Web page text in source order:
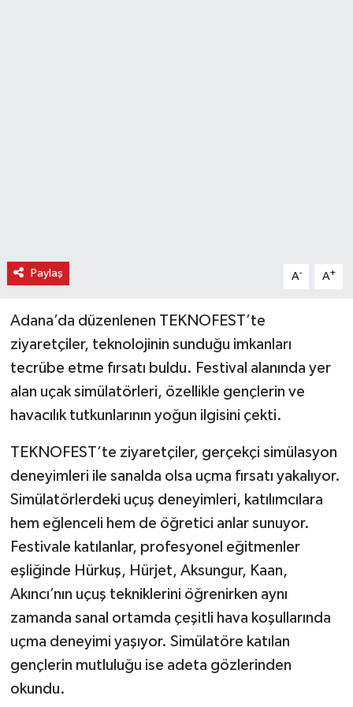
Paylaş A- A+
Adana’da düzenlenen TEKNOFEST’te
ziyaretçiler, teknolojinin sunduğu imkanları
tecrübe etme fırsatı buldu. Festival alanında yer
alan uçak simülatörleri, özellikle gençlerin ve
havacılık tutkunlarının yoğun ilgisini çekti.
TEKNOFEST’te ziyaretçiler, gerçekçi simülasyon
deneyimleri ile sanalda olsa uçma fırsatı yakalıyor.
Simülatörlerdeki uçuş deneyimleri, katılımcılara
hem eğlenceli hem de öğretici anlar sunuyor.
Festivale katılanlar, profesyonel eğitmenler
eşliğinde Hürkuş, Hürjet, Aksungur, Kaan,
Akıncı’nın uçuş tekniklerini öğrenirken aynı
zamanda sanal ortamda çeşitli hava koşullarında
uçma deneyimi yaşıyor. Simülatöre katılan
gençlerin mutluluğu ise adeta gözlerinden
okundu.